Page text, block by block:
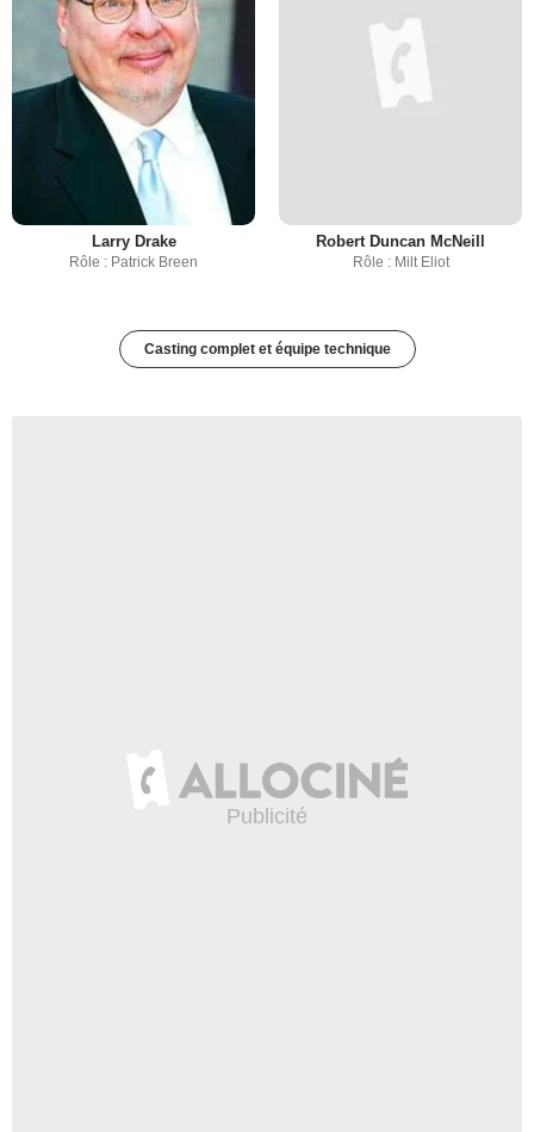
Larry Drake
Rôle : Patrick Breen
Robert Duncan McNeill
Rôle : Milt Eliot
Casting complet et équipe technique